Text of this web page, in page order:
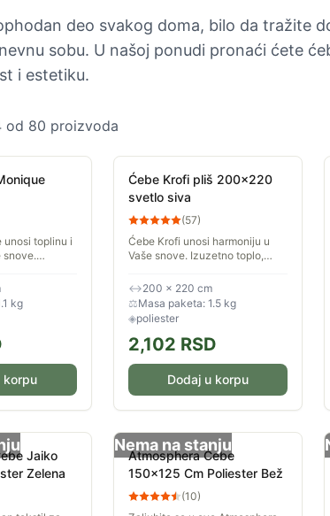
deo svakog doma, bilo da tražite
sobu. U našoj ponudi pronaći ćete
i estetiku.
od 80 proizvoda
unosi toplinu i
snove.
širina 140
kg
korpu
Ćebe Krofi pliš 200x220
svetlo siva
(57)
Ćebe Krofi unosi harmoniju u
Vaše snove. Izuzetno toplo,
Dimenzije: širina 200 cm,
dužina 220 cm
↔200 × 220 cm
⚖Masa paketa: 1.5 kg
◈poliester
2,102 RSD
Dodaj u korpu
Jaiko
Zelena
Nema na stanju
Atmosphera Ćebe
150x125 Cm Poliester Bež
(10)